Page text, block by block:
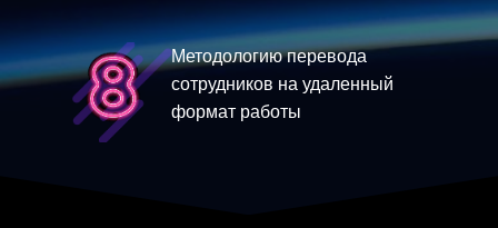
Методологию перевода
сотрудников на удаленный
формат работы